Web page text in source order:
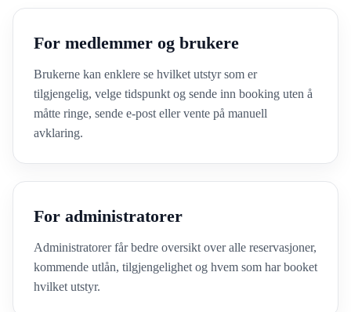
For medlemmer og brukere
Brukerne kan enklere se hvilket utstyr som er
tilgjengelig, velge tidspunkt og sende inn booking uten å
måtte ringe, sende e-post eller vente på manuell
avklaring.
For administratorer
Administratorer får bedre oversikt over alle reservasjoner,
kommende utlån, tilgjengelighet og hvem som har booket
hvilket utstyr.